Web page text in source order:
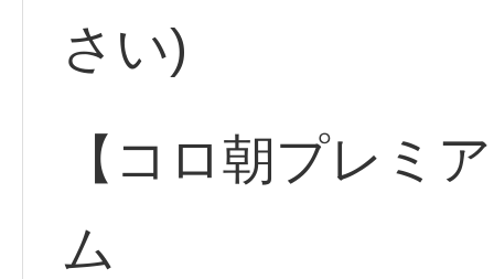
さい)
【コロ朝プレミ
ム